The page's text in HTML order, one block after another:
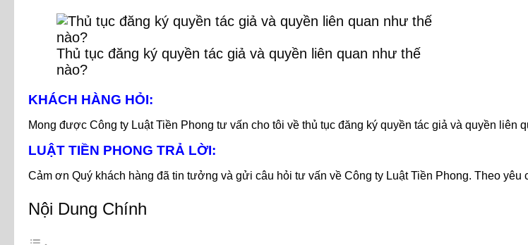
Thủ tục đăng ký quyền tác giả và quyền liên quan như thế
nào?
KHÁCH HÀNG HỎI:
Mong được Công ty Luật Tiền Phong tư vấn cho tôi về thủ tục đăng ký quyền tác giả và quyền liên
LUẬT TIỀN PHONG TRẢ LỜI:
Cảm ơn Quý khách hàng đã tin tưởng và gửi câu hỏi tư vấn về Công ty Luật Tiền Phong. Theo
Nội Dung Chính